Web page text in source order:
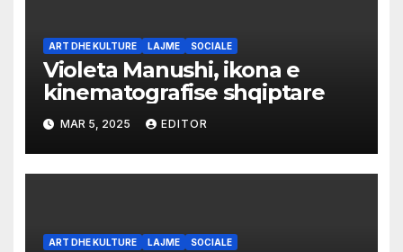
ART DHE KULTURE LAJME SOCIALE
Violeta Manushi, ikona e
kinematografise shqiptare
MAR 5, 2025 EDITOR
ART DHE KULTURE LAJME SOCIALE